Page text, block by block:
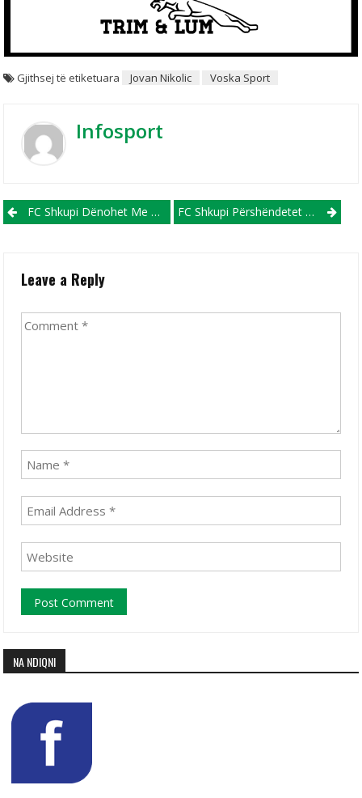
Gjithsej të etiketuara Jovan Nikolic Voska Sport
Infosport
Post navigation
FC Shkupi Dënohet Me 42 Mijë Euro, Drejtuesit Shpërthejnë Ndaj Tifozëve “tradhëtarë” FC Shkupi Përshëndetet Me Europën, Nderin E Ruan Struga Trim Lum
Leave a Reply
NA NDIQNI